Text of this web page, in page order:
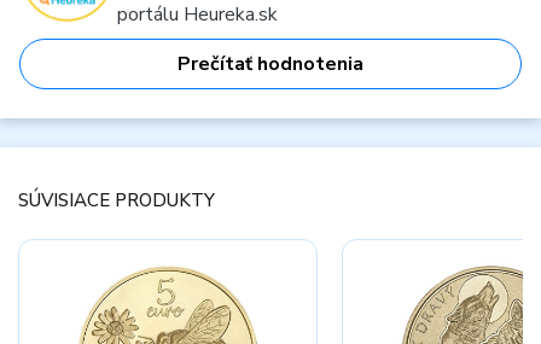
portálu Heureka.sk
Prečítať hodnotenia
SÚVISIACE PRODUKTY